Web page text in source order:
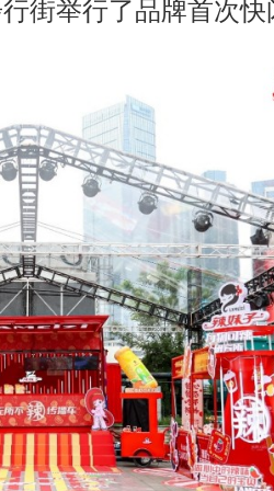
街举行了品牌首次快